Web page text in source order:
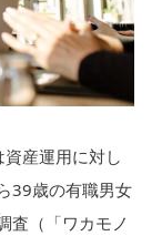
産運用に対し
39歳の有職男女
査（「ワカモノ